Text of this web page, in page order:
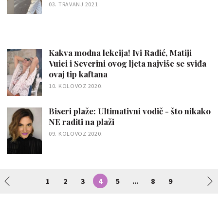
03. TRAVANJ 2021.
Kakva modna lekcija! Ivi Radić, Matiji
Vuici i Severini ovog ljeta najviše se sviđa
ovaj tip kaftana
10. KOLOVOZ 2020.
Biseri plaže: Ultimativni vodič - što nikako
NE raditi na plaži
09. KOLOVOZ 2020.
1 2 3 4 5 ... 8 9